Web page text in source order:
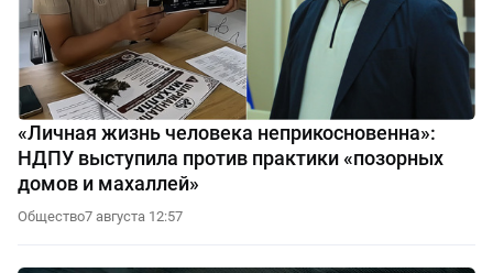
«Личная жизнь человека неприкосновенна»:
НДПУ выступила против практики «позорных
домов и махаллей»
Общество7 августа 12:57